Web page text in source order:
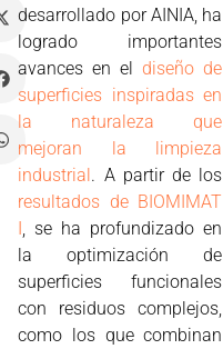
desarrollado por AINIA, ha
logrado importantes
avances en eldiseño de
superficies inspiradas en
la naturaleza que
mejoran la limpieza
industrial. A partir de los
resultados de BIOMIMAT
I, se ha profundizado en
la optimización de
superficies funcionales
con residuos complejos,
como los que combinan